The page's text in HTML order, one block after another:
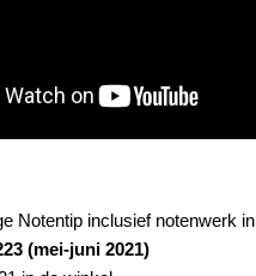
Notentip inclusief notenwerk in
(mei-juni 2021)